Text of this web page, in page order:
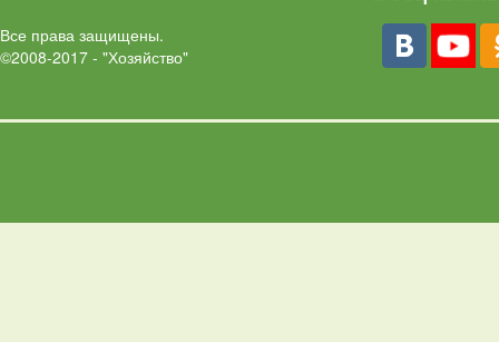
Все права защищены.
©2008-2017 - "Хозяйство"